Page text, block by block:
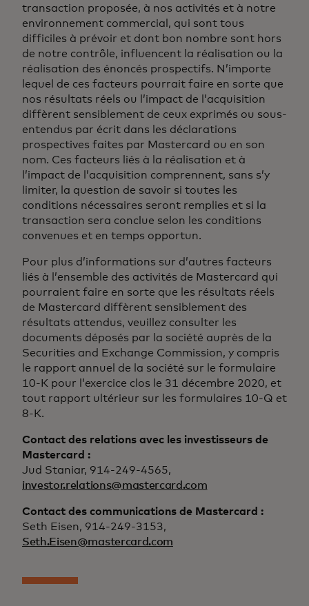
transaction proposée, à nos activités et à notre
environnement commercial, qui sont tous
difficiles à prévoir et dont bon nombre sont hors
de notre contrôle, influencent la réalisation ou la
réalisation des énoncés prospectifs. N’importe
lequel de ces facteurs pourrait faire en sorte que
nos résultats réels ou l’impact de l’acquisition
diffèrent sensiblement de ceux exprimés ou sous-
entendus par écrit dans les déclarations
prospectives faites par Mastercard ou en son
nom. Ces facteurs liés à la réalisation et à
l’impact de l’acquisition comprennent, sans s’y
limiter, la question de savoir si toutes les
conditions nécessaires seront remplies et si la
transaction sera conclue selon les conditions
convenues et en temps opportun.
Pour plus d’informations sur d’autres facteurs
liés à l’ensemble des activités de Mastercard qui
pourraient faire en sorte que les résultats réels
de Mastercard diffèrent sensiblement des
résultats attendus, veuillez consulter les
documents déposés par la société auprès de la
Securities and Exchange Commission, y compris
le rapport annuel de la société sur le formulaire
10-K pour l’exercice clos le 31 décembre 2020, et
tout rapport ultérieur sur les formulaires 10-Q et
8-K.
Contact des relations avec les investisseurs de
Mastercard :
Jud Staniar, 914-249-4565,
investor.relations@mastercard.com
Contact des communications de Mastercard :
Seth Eisen, 914-249-3153,
Seth.Eisen@mastercard.com